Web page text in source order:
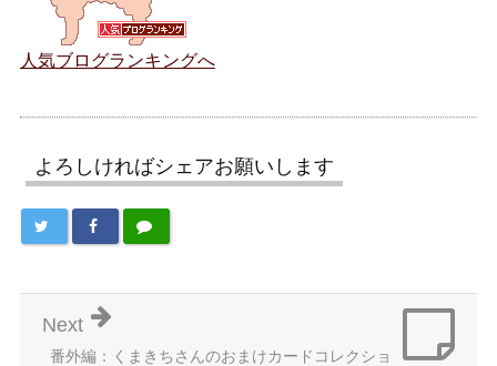
人気ブログランキングへ
よろしければシェアお願いします
番外編：くまきちさんのおまけカードコレクショ
Next